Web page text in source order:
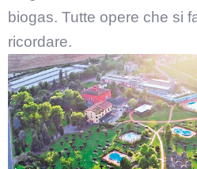
biogas. Tutte opere che si
ricordare.